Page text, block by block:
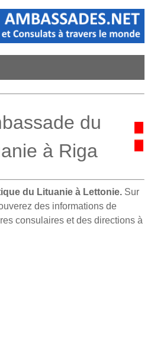
du
à Riga
du Lituanie à Lettonie. Sur
des informations de
consulaires et des directions à